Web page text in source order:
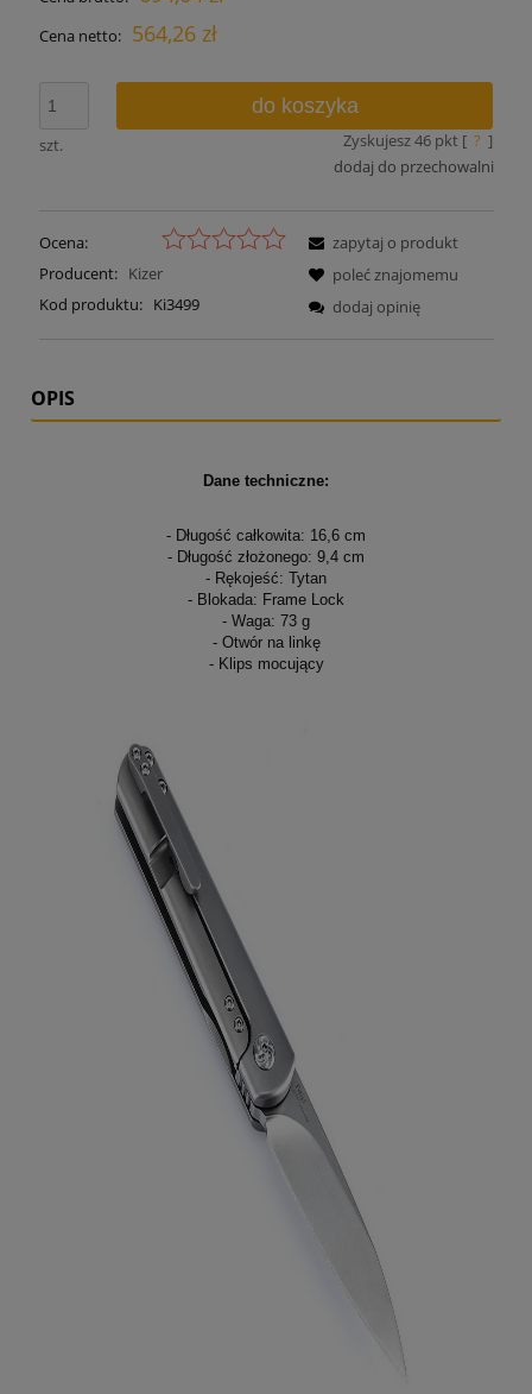
Cena netto: 564,26 zł
szt.
do koszyka
Zyskujesz46 pkt [ ? ]
dodaj do przechowalni
Ocena:
Producent: Kizer
Kod produktu: Ki3499
zapytaj o produkt
poleć znajomemu
dodaj opinię
OPIS
Dane techniczne:
- Długość całkowita: 16,6 cm
- Długość złożonego: 9,4 cm
- Rękojeść: Tytan
- Blokada: Frame Lock
- Waga: 73 g
- Otwór na linkę
- Klips mocujący